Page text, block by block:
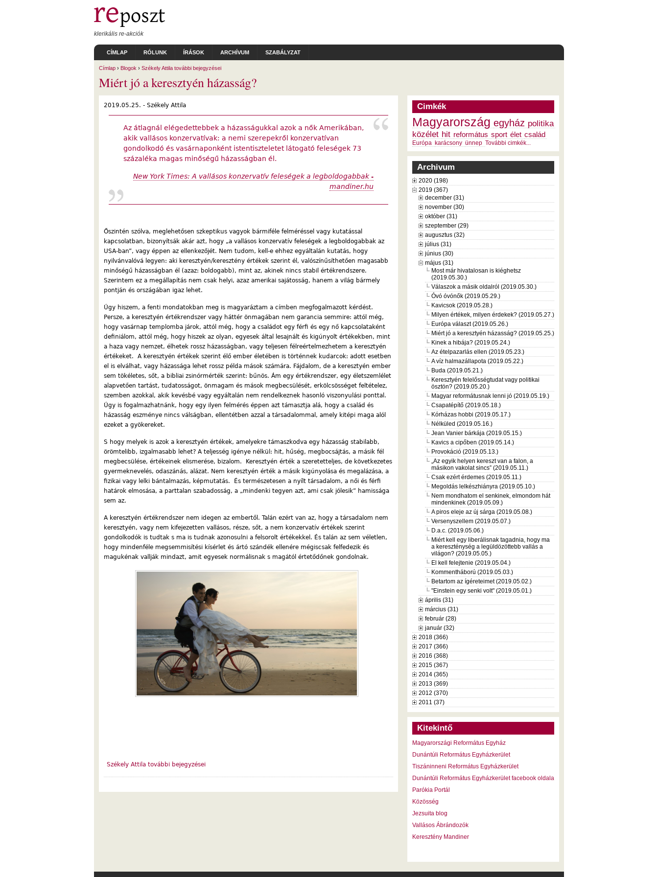
klerikális re-akciók
CÍMLAP RÓLUNK ÍRÁSOK ARCHÍVUM SZABÁLYZAT
Címlap › Blogok › Székely Attila további bejegyzései
Miért jó a keresztyén házasság?
2019.05.25. - Székely Attila
Az átlagnál elégedettebbek a házasságukkal azok a nők Amerikában,
akik vallásos konzervatívak: a nemi szerepekről konzervatívan
gondolkodó és vasárnaponként istentiszteletet látogató feleségek 73
százaléka magas minőségű házasságban él.
New York Times: A vallásos konzervatív feleségek a legboldogabbak -
mandiner.hu
Őszintén szólva, meglehetősen szkeptikus vagyok bármiféle felméréssel vagy kutatással
kapcsolatban, bizonyítsák akár azt, hogy „a vallásos konzervatív feleségek a legboldogabbak az
USA-ban”, vagy éppen az ellenkezőjét. Nem tudom, kell-e ehhez egyáltalán kutatás, hogy
nyilvánvalóvá legyen: aki keresztyén/keresztény értékek szerint él, valószínűsíthetően magasabb
minőségű házasságban él (azaz: boldogabb), mint az, akinek nincs stabil értékrendszere.
Szerintem ez a megállapítás nem csak helyi, azaz amerikai sajátosság, hanem a világ bármely
pontján és országában igaz lehet.
Úgy hiszem, a fenti mondatokban meg is magyaráztam a címben megfogalmazott kérdést.
Persze, a keresztyén értékrendszer vagy háttér önmagában nem garancia semmire: attól még,
hogy vasárnap templomba járok, attól még, hogy a családot egy férfi és egy nő kapcsolataként
definiálom, attól még, hogy hiszek az olyan, egyesek által lesajnált és kigúnyolt értékekben, mint
a haza vagy nemzet, élhetek rossz házasságban, vagy teljesen félreértelmezhetem a keresztyén
értékeket. A keresztyén értékek szerint élő ember életében is történnek kudarcok: adott esetben
el is elválhat, vagy házassága lehet rossz példa mások számára. Fájdalom, de a keresztyén ember
sem tökéletes, sőt, a bibliai zsinórmérték szerint: bűnös. Ám egy értékrendszer, egy életszemlélet
alapvetően tartást, tudatosságot, önmagam és mások megbecsülését, erkölcsösséget feltételez,
szemben azokkal, akik kevésbé vagy egyáltalán nem rendelkeznek hasonló viszonyulási ponttal.
Úgy is fogalmazhatnánk, hogy egy ilyen felmérés éppen azt támasztja alá, hogy a család és
házasság eszménye nincs válságban, ellentétben azzal a társadalommal, amely kitépi maga alól
ezeket a gyökereket.
S hogy melyek is azok a keresztyén értékek, amelyekre támaszkodva egy házasság stabilabb,
örömtelibb, izgalmasabb lehet? A teljesség igénye nélkül: hit, hűség, megbocsájtás, a másik fél
megbecsülése, értékeinek elismerése, bizalom. Keresztyén érték a szeretetteljes, de következetes
gyermeknevelés, odaszánás, alázat. Nem keresztyén érték a másik kigúnyolása és megalázása, a
fizikai vagy lelki bántalmazás, képmutatás. És természetesen a nyílt társadalom, a női és férfi
határok elmosása, a parttalan szabadosság, a „mindenki tegyen azt, ami csak jólesik” hamissága
sem az.
A keresztyén értékrendszer nem idegen az embertől. Talán ezért van az, hogy a társadalom nem
keresztyén, vagy nem kifejezetten vallásos, része, sőt, a nem konzervatív értékek szerint
gondolkodók is tudtak s ma is tudnak azonosulni a felsorolt értékekkel. És talán az sem véletlen,
hogy mindenféle megsemmisítési kísérlet és ártó szándék ellenére mégiscsak felfedezik és
magukénak vallják mindazt, amit egyesek normálisnak s magától értetődőnek gondolnak.
Székely Attila további bejegyzései
Cimkék
Magyarország egyház politika
közélet hit református sport élet család
Európa karácsony ünnep További cimkék...
Archivum
2020 (198)
2019 (367)
december (31)
november (30)
október (31)
szeptember (29)
augusztus (32)
július (31)
június (30)
május (31)
Most már hivatalosan is kiéghetsz
(2019.05.30.)
Válaszok a másik oldalról (2019.05.30.)
Óvó óvónők (2019.05.29.)
Kavicsok (2019.05.28.)
Milyen értékek, milyen érdekek? (2019.05.27.)
Európa választ (2019.05.26.)
Miért jó a keresztyén házasság? (2019.05.25.)
Kinek a hibája? (2019.05.24.)
Az ételpazarlás ellen (2019.05.23.)
A víz halmazállapota (2019.05.22.)
Buda (2019.05.21.)
Keresztyén felelősségtudat vagy politikai
ösztön? (2019.05.20.)
Magyar reformátusnak lenni jó (2019.05.19.)
Csapatépítő (2019.05.18.)
Kórházas hobbi (2019.05.17.)
Nélküled (2019.05.16.)
Jean Vanier bárkája (2019.05.15.)
Kavics a cipőben (2019.05.14.)
Provokáció (2019.05.13.)
„Az egyik helyen kereszt van a falon, a
másikon vakolat sincs” (2019.05.11.)
Csak ezért érdemes (2019.05.11.)
Megoldás lelkészhiányra (2019.05.10.)
Nem mondhatom el senkinek, elmondom hát
mindenkinek (2019.05.09.)
A piros eleje az új sárga (2019.05.08.)
Versenyszellem (2019.05.07.)
D.a.c. (2019.05.06.)
Miért kell egy liberálisnak tagadnia, hogy ma
a kereszténység a legüldözöttebb vallás a
világon? (2019.05.05.)
El kell felejtenie (2019.05.04.)
Kommentháború (2019.05.03.)
Betartom az ígéreteimet (2019.05.02.)
"Einstein egy senki volt" (2019.05.01.)
április (31)
március (31)
február (28)
január (32)
2018 (366)
2017 (366)
2016 (368)
2015 (367)
2014 (365)
2013 (369)
2012 (370)
2011 (37)
Kitekintő
Magyarországi Református Egyház
Dunántúli Református Egyházkerület
Tiszáninneni Református Egyházkerület
Dunántúli Református Egyházkerület facebook oldala
Parókia Portál
Közösség
Jezsuita blog
Vallásos Ábrándozók
Keresztény Mandiner